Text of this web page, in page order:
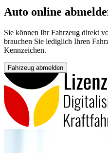
Auto online
Sie können Ihr Fahrzeug direkt
brauchen Sie lediglich Ihren
Kennzeichen.
Fahrzeug abmelden